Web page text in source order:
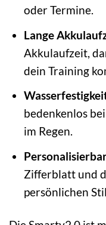
oder Termine.
Lange
Akkulaufzeit,
dein Training
bedenkenlos
im Regen.
Zifferblatt und
persönlichen